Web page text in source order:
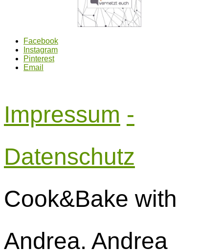
Facebook
Instagram
Pinterest
Email
Impressum -
Datenschutz
Cook&Bake with
Andrea. Andrea